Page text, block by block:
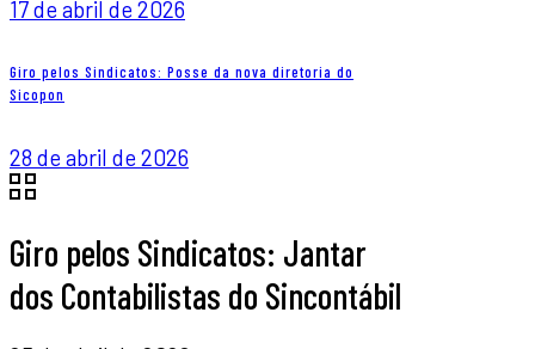
17 de abril de 2026
Giro pelos Sindicatos: Posse da nova diretoria do
Sicopon
28 de abril de 2026
Giro pelos Sindicatos: Jantar
dos Contabilistas do Sincontábil